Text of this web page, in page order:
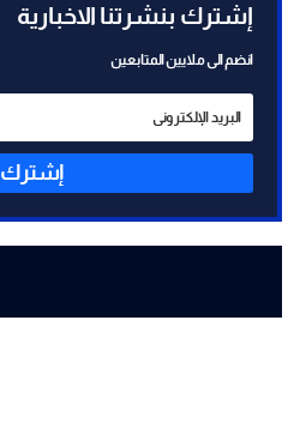
إشترك بنشرتنا الاخبارية
انضم الى ملايين المتابعين
إشترك